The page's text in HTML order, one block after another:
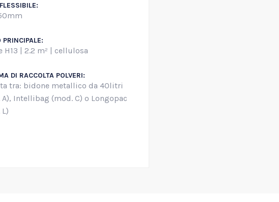
PRINCIPALE:
H13 | 2.2 m² | cellulosa
DI RACCOLTA POLVERI:
tra: bidone metallico da 40litri
A), Intellibag (mod. C) o Longopac